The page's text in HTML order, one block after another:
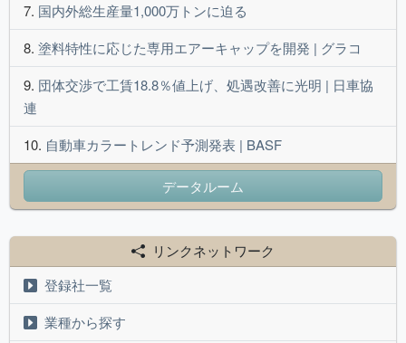
国内外総生産量1,000万トンに迫る
塗料特性に応じた専用エアーキャップを開発 | グラコ
団体交渉で工賃18.8％値上げ、処遇改善に光明 | 日車協
連
自動車カラートレンド予測発表 | BASF
データルーム
リンクネットワーク
登録社一覧
業種から探す